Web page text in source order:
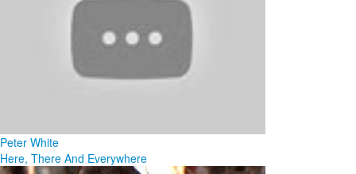
Peter White
Here, There And Everywhere